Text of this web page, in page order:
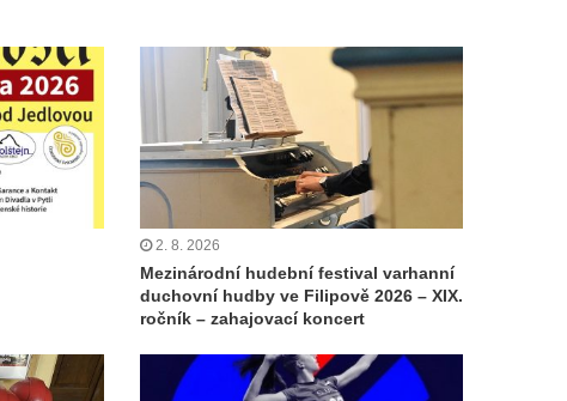
2. 8. 2026
Mezinárodní hudební festival varhanní
duchovní hudby ve Filipově 2026 – XIX.
ročník – zahajovací koncert